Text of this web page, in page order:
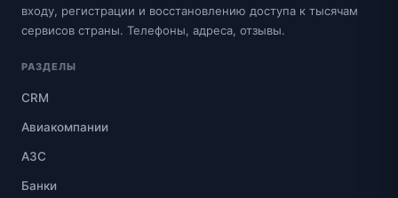
входу, регистрации и восстановлению доступа к тысячам
сервисов страны. Телефоны, адреса, отзывы.
РАЗДЕЛЫ
CRM
Авиакомпании
АЗС
Банки